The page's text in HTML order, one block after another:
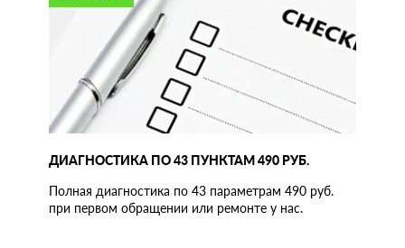
ДИАГНОСТИКА ПО 43 ПУНКТАМ 490 РУБ.
Полная диагностика по 43 параметрам 490 руб.
при первом обращении или ремонте у нас.